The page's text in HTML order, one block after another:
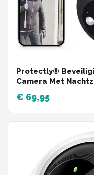
Protectly®
Camera Met
Security camera -
Incl. 64GB SD - Zwart
€ 69,95